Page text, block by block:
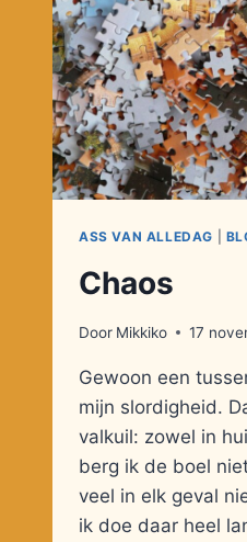
ASS VAN ALLEDAG
Chaos
Door Mikkiko 17
Gewoon een
mijn slordigheid.
valkuil: zowel in
berg ik de boel
veel in elk geval
ik doe daar heel